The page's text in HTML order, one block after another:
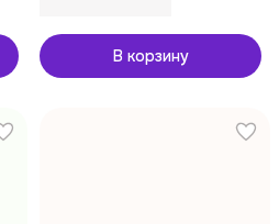
В корзину